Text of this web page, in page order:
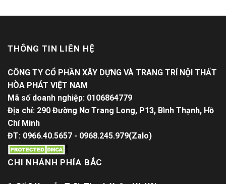
THÔNG TIN LIÊN HỆ
CÔNG TY CỔ PHẦN XÂY DỰNG VÀ TRANG TRÍ NỘI THẤT
HÒA PHÁT VIỆT NAM
Mã số doanh nghiệp: 0106864779
Địa chỉ: 290 Đường Nơ Trang Long, P13, Bình Thạnh, Hồ
Chí Minh
ĐT: 0966.40.5657 - 0968.245.979(Zalo)
CHI NHÁNH PHÍA BẮC